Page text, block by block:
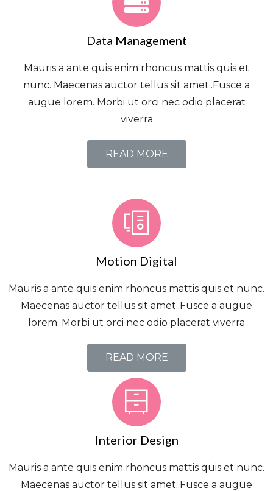
Data Management
Mauris a ante quis enim rhoncus mattis quis et
nunc. Maecenas auctor tellus sit amet..Fusce a
augue lorem. Morbi ut orci nec odio placerat
viverra
READ MORE
Motion Digital
Mauris a ante quis enim rhoncus mattis quis et nunc.
Maecenas auctor tellus sit amet..Fusce a augue
lorem. Morbi ut orci nec odio placerat viverra
READ MORE
Interior Design
Mauris a ante quis enim rhoncus mattis quis et nunc.
Maecenas auctor tellus sit amet..Fusce a augue